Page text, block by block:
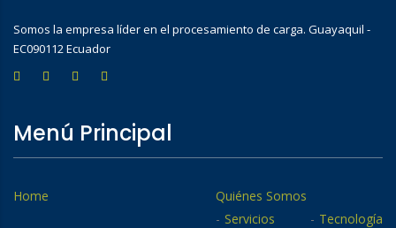
Somos la empresa líder en el procesamiento de carga. Guayaquil -
EC090112 Ecuador
Menú Principal
Home
Quiénes Somos
Servicios
Tecnología